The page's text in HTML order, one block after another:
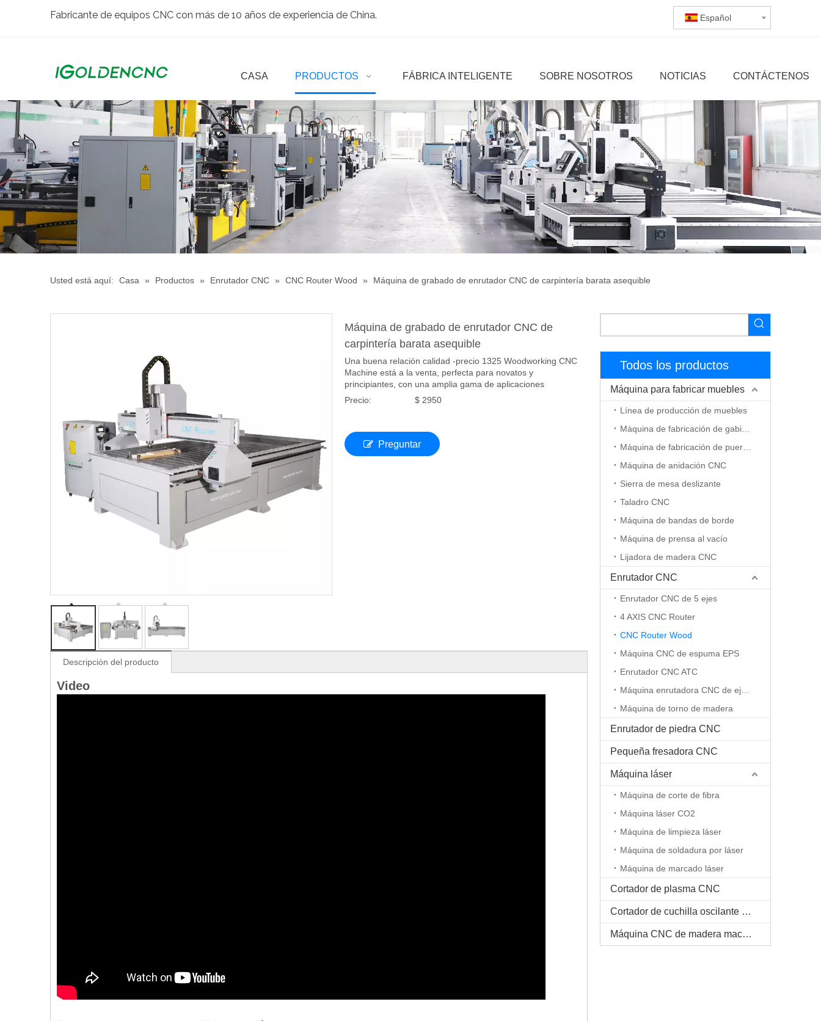
Fabricante de equipos CNC con más de 10 años de experiencia de China. Español
CASA PRODUCTOS FÁBRICA INTELIGENTE SOBRE NOSOTROS NOTICIAS CONTÁCTENOS
Usted está aquí: Casa » Productos » Enrutador CNC » CNC Router Wood » Máquina de grabado de enrutador CNC de carpintería barata asequible
Máquina de grabado de enrutador CNC de
carpintería barata asequible
Una buena relación calidad -precio 1325 Woodworking CNC
Machine está a la venta, perfecta para novatos y
principiantes, con una amplia gama de aplicaciones
Precio:
$ 2950
Preguntar
Descripción del producto
Video
Todos los productos
Máquina para fabricar muebles
Línea de producción de muebles
Máquina de anidación CNC
Sierra de mesa deslizante
Taladro CNC
Máquina de bandas de borde
Máquina de prensa al vacío
Lijadora de madera CNC
Enrutador CNC
Enrutador CNC de 5 ejes
4 AXIS CNC Router
CNC Router Wood
Máquina CNC de espuma EPS
Enrutador CNC ATC
Máquina de torno de madera
Enrutador de piedra CNC
Pequeña fresadora CNC
Máquina láser
Máquina de corte de fibra
Máquina láser CO2
Máquina de limpieza láser
Máquina de soldadura por láser
Máquina de marcado láser
Cortador de plasma CNC
Cortador de cuchilla oscilante CNC
Máquina CNC de madera maciza